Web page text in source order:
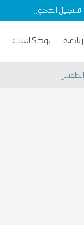
تسجيل الدخول
رياضة بودكاست
الطقس